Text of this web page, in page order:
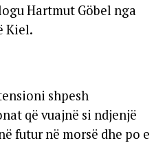
Hartmut Göbel nga
Kiel.
shpesh
që vuajnë si ndjenjë
futur në morsë dhe po e